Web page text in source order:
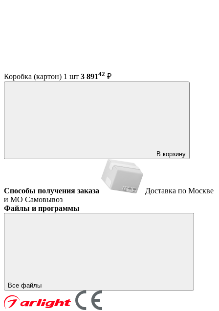
Коробка (картон) 1 шт 3 89142 ₽
В корзину
Способы получения заказа
Доставка по Москве
и МО Самовывоз
Файлы и программы
Все файлы